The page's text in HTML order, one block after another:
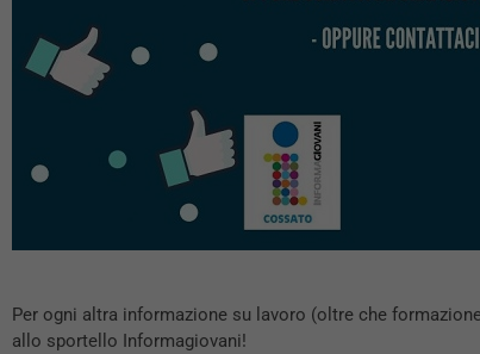
Per ogni altra informazione su lavoro (oltre che
allo sportello Informagiovani!